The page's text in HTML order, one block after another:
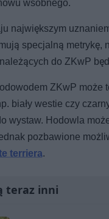
wsobnego.
największym
specjalną metrykę,
do ZKwP
ZKwP może
biały westie czy
wystaw. Hodowla
pozbawione
terriera.
teraz inni